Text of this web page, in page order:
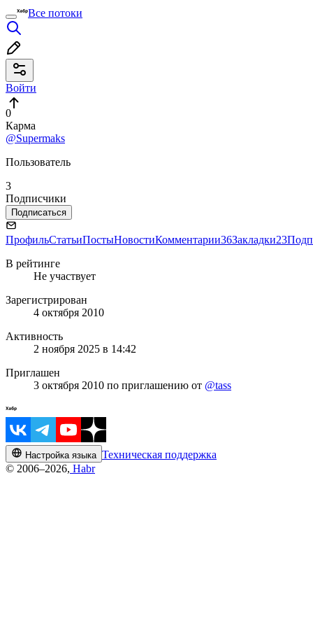
Все потоки
Войти
0
Карма
@Supermaks
Пользователь
3
Подписчики
Подписаться
ПрофильСтатьиПостыНовостиКомментарии36Закладки23
В рейтинге
Не участвует
Зарегистрирован
4 октября 2010
Активность
2 ноября 2025 в 14:42
Приглашен
3 октября 2010 по приглашению от @tass
Настройка языка Техническая поддержка
© 2006–2026, Habr